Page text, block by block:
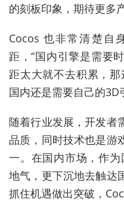
的刻板印象，期待更多
Cocos 也非常清楚自
距，“国内引擎是需要
距太大就不去积累，那
国内还是需要自己的3D
随着行业发展，开发者
品质，同时技术也是游
一。在国内市场，作
地气，更下沉地去触达
抓住机遇做出突破，